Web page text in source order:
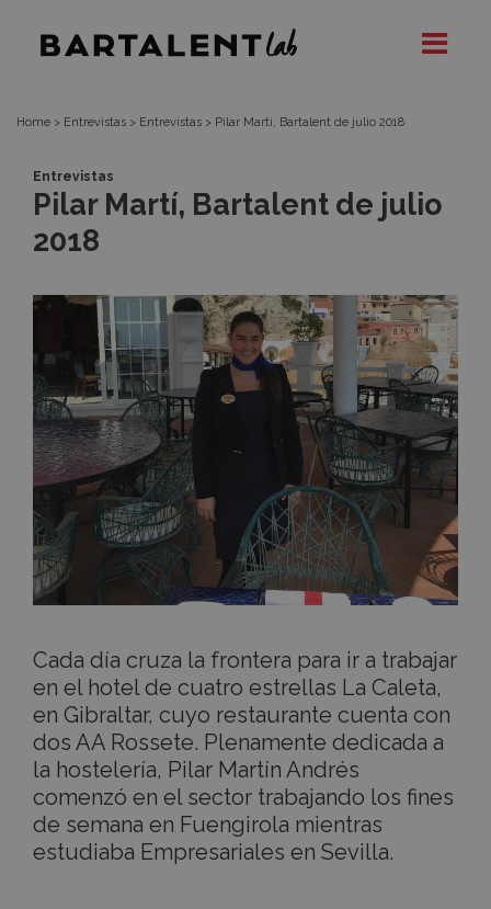
Noticia
Bartalent
Home > Entrevistas > Entrevistas > Pilar Martí, Bartalent de julio 2018
Entrevistas
Pilar Martí, Bartalent de julio
2018
Cada día cruza la frontera para ir a trabajar
en el hotel de cuatro estrellas La Caleta,
en Gibraltar, cuyo restaurante cuenta con
dos AA Rossete. Plenamente dedicada a
la hostelería, Pilar Martín Andrés
comenzó en el sector trabajando los fines
de semana en Fuengirola mientras
estudiaba Empresariales en Sevilla.